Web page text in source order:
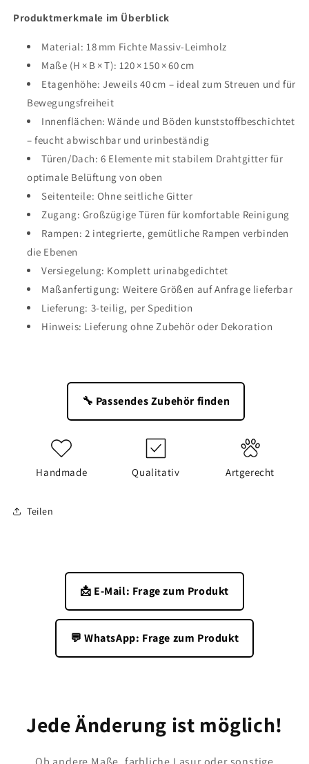
Produktmerkmale im Überblick
Material: 18 mm Fichte Massiv-Leimholz
Maße (H × B × T): 120 × 150 × 60 cm
Etagenhöhe: Jeweils 40 cm – ideal zum Streuen und für
Bewegungsfreiheit
Innenflächen: Wände und Böden kunststoffbeschichtet
– feucht abwischbar und urinbeständig
Türen/Dach: 6 Elemente mit stabilem Drahtgitter für
optimale Belüftung von oben
Seitenteile: Ohne seitliche Gitter
Zugang: Großzügige Türen für komfortable Reinigung
Rampen: 2 integrierte, gemütliche Rampen verbinden
die Ebenen
Versiegelung: Komplett urinabgedichtet
Maßanfertigung: Weitere Größen auf Anfrage lieferbar
Lieferung: 3-teilig, per Spedition
Hinweis: Lieferung ohne Zubehör oder Dekoration
🔧 Passendes Zubehör finden
Handmade Qualitativ Artgerecht
Teilen
📩 E-Mail: Frage zum Produkt
💬 WhatsApp: Frage zum Produkt
Jede Änderung ist möglich!